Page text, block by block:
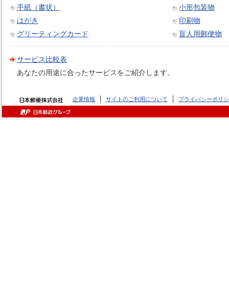
手紙（書状）
はがき
グリーティングカード
小形包装物
印刷物
盲人用郵便物
サービス比較表
あなたの用途に合ったサービスをご紹介します。
企業情報 サイトのご利用について プライバシーポリ